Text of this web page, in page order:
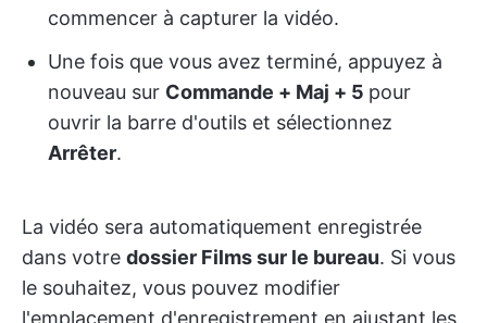
commencer à capturer la vidéo.
Une fois que vous avez terminé, appuyez à
nouveau sur Commande + Maj + 5 pour
ouvrir la barre d'outils et sélectionnez
Arrêter.
La vidéo sera automatiquement enregistrée
dans votre dossier Films sur le bureau. Si vous
le souhaitez, vous pouvez modifier
l'emplacement d'enregistrement en ajustant les